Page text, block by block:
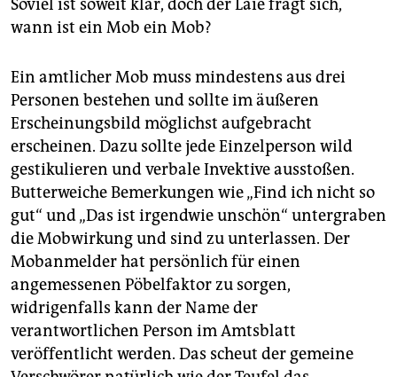
Soviel ist soweit klar, doch der Laie fragt sich,
wann ist ein Mob ein Mob?
Ein amtlicher Mob muss mindestens aus drei
Personen bestehen und sollte im äußeren
Erscheinungsbild möglichst aufgebracht
erscheinen. Dazu sollte jede Einzelperson wild
gestikulieren und verbale Invektive ausstoßen.
Butterweiche Bemerkungen wie „Find ich nicht so
gut“ und „Das ist irgendwie unschön“ untergraben
die Mobwirkung und sind zu unterlassen. Der
Mobanmelder hat persönlich für einen
angemessenen Pöbelfaktor zu sorgen,
widrigenfalls kann der Name der
verantwortlichen Person im Amtsblatt
veröffentlicht werden. Das scheut der gemeine